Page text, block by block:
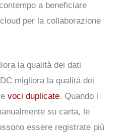
a beneficiare
per la collaborazione
la qualità dei dati
migliora la qualità dei
voci duplicate. Quando i
su carta, le
essere registrate più